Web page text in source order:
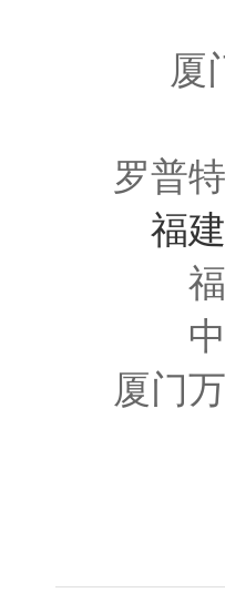
厦
罗普
福
厦门